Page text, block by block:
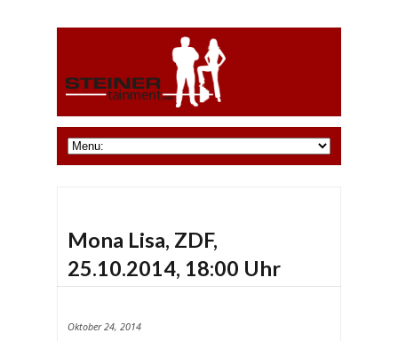
Mona Lisa, ZDF,
25.10.2014, 18:00 Uhr
Oktober 24, 2014